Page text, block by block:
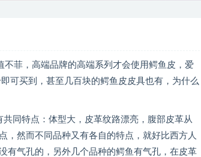
菲，高端品牌的高端系列才会使用鳄鱼皮，爱
可买到，甚至几百块的鳄鱼皮皮具也有，为什么
同特点：体型大，皮革纹路漂亮，腹部皮革从
，然而不同品种又有各自的特点，就好比西方人
有气孔的，另外几个品种的鳄鱼有气孔，在皮革